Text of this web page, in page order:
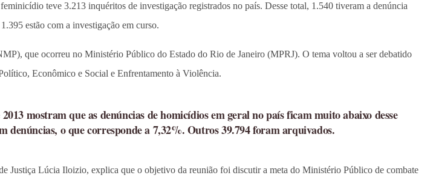
teve 3.213 inquéritos de investigação registrados no país. Desse total, 1.540 tiveram a denúncia
estão com a investigação em curso.
que ocorreu no Ministério Público do Estado do Rio de Janeiro (MPRJ). O tema voltou a ser debatido
Econômico e Social e Enfrentamento à Violência.
mostram que as denúncias de homicídios em geral no país ficam muito abaixo desse
denúncias, o que corresponde a 7,32%. Outros 39.794 foram arquivados.
Justiça Lúcia Iloizio, explica que o objetivo da reunião foi discutir a meta do Ministério Público de combate